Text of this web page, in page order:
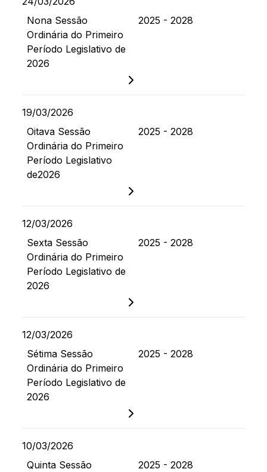
Nona Sessão
Ordinária do Primeiro
Período Legislativo de
2026
2025 - 2028
19/03/2026
Oitava Sessão
Ordinária do Primeiro
Período Legislativo
de2026
2025 - 2028
12/03/2026
Sexta Sessão
Ordinária do Primeiro
Período Legislativo de
2026
2025 - 2028
12/03/2026
Sétima Sessão
Ordinária do Primeiro
Período Legislativo de
2026
2025 - 2028
10/03/2026
Quinta Sessão
2025 - 2028